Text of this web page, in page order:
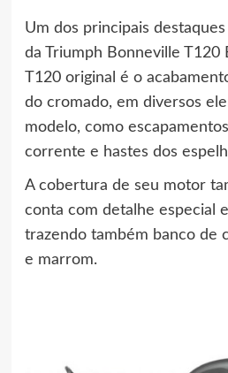
Um dos principais
da Triumph Bonneville T120
T120 original é o
do cromado, em diversos
modelo, como
corrente e hastes dos
A cobertura de seu motor
conta com detalhe especial
trazendo também banco de
e marrom.